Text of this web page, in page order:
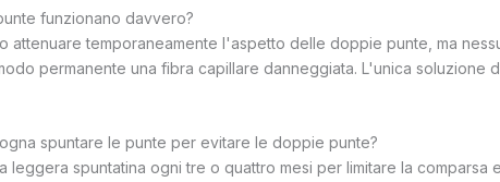
funzionano davvero?
attenuare temporaneamente l'aspetto delle doppie punte, ma
permanente una fibra capillare danneggiata. L'unica soluzione
spuntare le punte per evitare le doppie punte?
leggera spuntatina ogni tre o quattro mesi per limitare la comparsa